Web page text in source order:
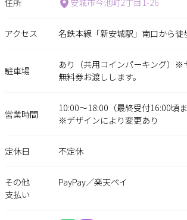
住所 安城市今池町2丁目1-26
アクセス 名鉄本線「新安城駅」南口から徒
駐車場
あり（共用コインパーキング）※
無料券お渡しします。
営業時間
10:00～18:00（最終受付16:00頃ま
※デザインにより変更あり
定休日 不定休
その他
支払い
PayPay／楽天ペイ